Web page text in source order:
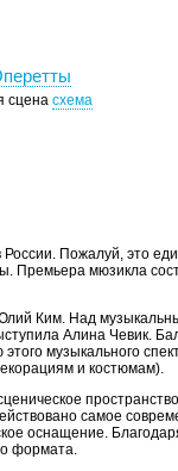
сцена схема
Пожалуй, это
мюзикла
Ким. Над
Алина Чевик.
музыкального
и костюмам).
самое
оснащение.
формата.